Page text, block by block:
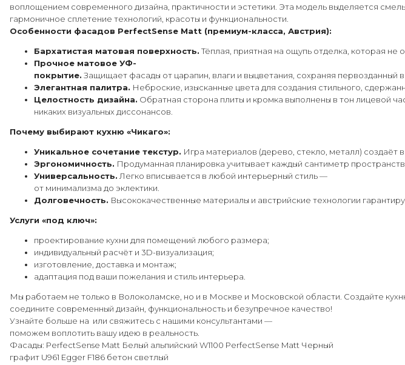
воплощением современного дизайна, практичности и эстетики. Эта модель выделяется
гармоничное сплетение технологий, красоты и функциональности.
Особенности фасадов PerfectSense Matt (премиум-класса, Австрия):
Бархатистая матовая поверхность. Тёплая, приятная на ощупь отделка, которая не
Прочное матовое УФ-
покрытие. Защищает фасады от царапин, влаги и выцветания, сохраняя первозданный
Элегантная палитра. Неброские, изысканные цвета для создания стильного,
Целостность дизайна. Обратная сторона плиты и кромка выполнены в тон лицевой
никаких визуальных диссонансов.
Почему выбирают кухню «Чикаго»:
Уникальное сочетание текстур. Игра материалов (дерево, стекло, металл) создаёт
Эргономичность. Продуманная планировка учитывает каждый сантиметр
Универсальность. Легко вписывается в любой интерьерный стиль —
от минимализма до эклектики.
Долговечность. Высококачественные материалы и австрийские технологии
Услуги «под ключ»:
проектирование кухни для помещений любого размера;
индивидуальный расчёт и 3D-визуализация;
изготовление, доставка и монтаж;
адаптация под ваши пожелания и стиль интерьера.
Мы работаем не только в Волоколамске, но и в Москве и Московской области. Создайте
соедините современный дизайн, функциональность и безупречное качество!
Узнайте больше на или свяжитесь с нашими консультантами —
поможем воплотить вашу идею в реальность.
Фасады: PerfectSense Matt Белый альпийский W1100 PerfectSense Matt Черный
графит U961 Egger F186 бетон светлый